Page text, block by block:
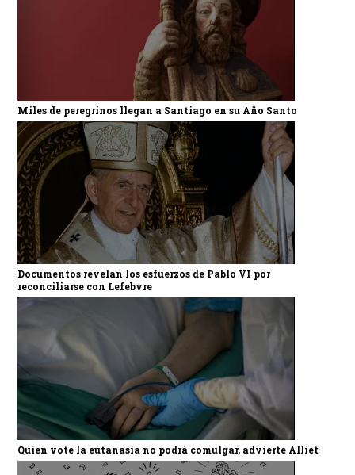
Miles de peregrinos llegan a Santiago en su Año Santo
Documentos revelan los esfuerzos de Pablo VI por
reconciliarse con Lefebvre
Quien vote la eutanasia no podrá comulgar, advierte Alliet